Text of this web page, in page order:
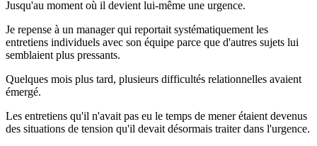
Jusqu'au moment où il devient lui-même une urgence.
Je repense à un manager qui reportait systématiquement les
entretiens individuels avec son équipe parce que d'autres sujets lui
semblaient plus pressants.
Quelques mois plus tard, plusieurs difficultés relationnelles avaient
émergé.
Les entretiens qu'il n'avait pas eu le temps de mener étaient devenus
des situations de tension qu'il devait désormais traiter dans l'urgence.